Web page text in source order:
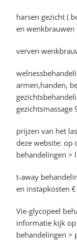
harsen gezicht (
en wenkbrauwen
verven
armen,handen,
prijzen van het
deze website: op
behandelingen >
t-away
en instapkosten
Vie-glycopeel
informatie kijk op
behandelingen >